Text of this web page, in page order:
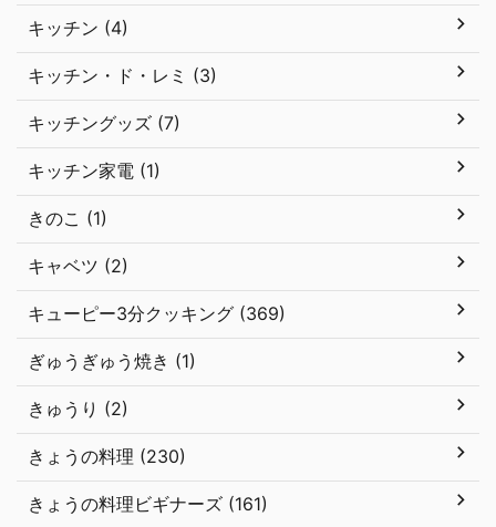
キッチン (4)
キッチン・ド・レミ (3)
キッチングッズ (7)
キッチン家電 (1)
きのこ (1)
キャベツ (2)
キューピー3分クッキング (369)
ぎゅうぎゅう焼き (1)
きゅうり (2)
きょうの料理 (230)
きょうの料理ビギナーズ (161)